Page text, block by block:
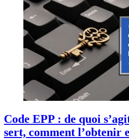
Code EPP : de quoi
sert, comment l’obtenir